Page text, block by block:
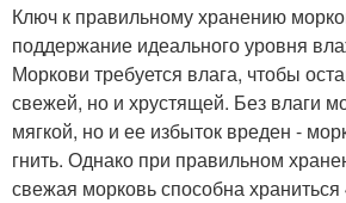
Ключ к правильному хранению
поддержание идеального уровня
Моркови требуется влага, чтобы
свежей, но и хрустящей. Без влаги
мягкой, но и ее избыток вреден -
гнить. Однако при правильном
свежая морковь способна храниться